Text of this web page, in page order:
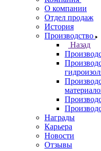
О компании
Отдел продаж
История
Производство
Назад
Награды
Карьера
Новости
Отзывы